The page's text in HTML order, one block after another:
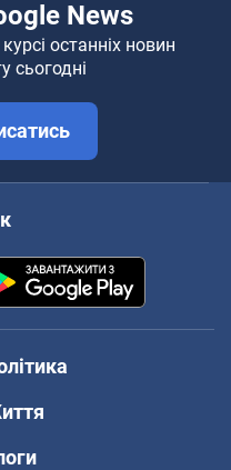
News
останніх новин
сьогодні